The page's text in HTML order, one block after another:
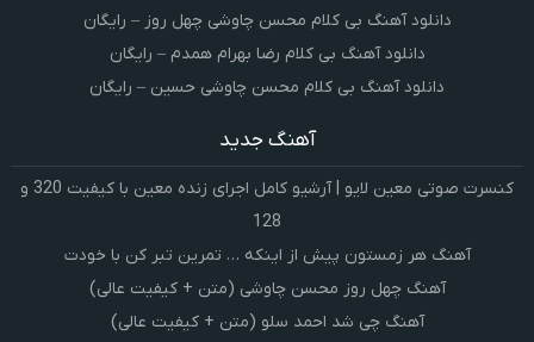
دانلود آهنگ بی کلام محسن چاوشی چهل روز – رایگان
دانلود آهنگ بی کلام رضا بهرام همدم – رایگان
دانلود آهنگ بی کلام محسن چاوشی حسین – رایگان
آهنگ جدید
کنسرت صوتی معین لایو | آرشیو کامل اجرای زنده معین با کیفیت 320 و
128
آهنگ هر زمستون پیش از اینکه … تمرین تبر کن با خودت
آهنگ چهل روز محسن چاوشی (متن + کیفیت عالی)
آهنگ چی شد احمد سلو (متن + کیفیت عالی)